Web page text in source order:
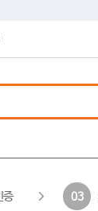
증 03